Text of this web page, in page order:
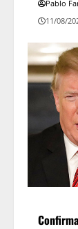
Pablo
11/08/